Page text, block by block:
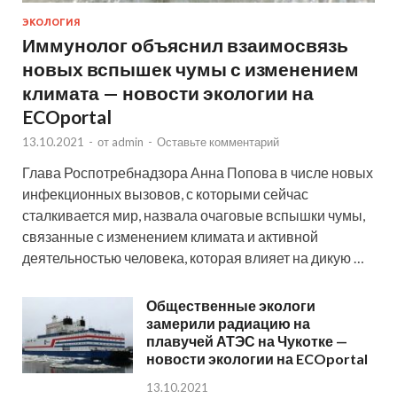
ЭКОЛОГИЯ
Иммунолог объяснил взаимосвязь
новых вспышек чумы с изменением
климата — новости экологии на
ECOportal
13.10.2021 - от admin - Оставьте комментарий
Глава Роспотребнадзора Анна Попова в числе новых
инфекционных вызовов, с которыми сейчас
сталкивается мир, назвала очаговые вспышки чумы,
связанные с изменением климата и активной
деятельностью человека, которая влияет на дикую …
Общественные экологи
замерили радиацию на
плавучей АТЭС на Чукотке —
новости экологии на ECOportal
13.10.2021